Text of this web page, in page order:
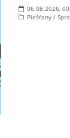
06.08.2026,
Piešťany /